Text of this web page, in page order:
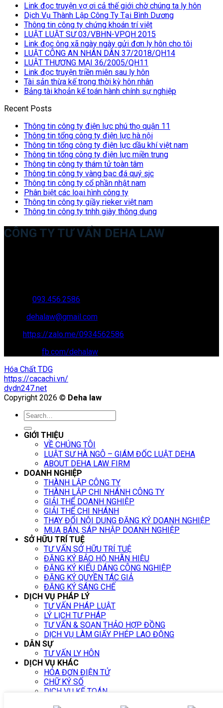
Link đọc truyện vợ ơi cả thế giới chờ chúng ta ly hôn
Dịch Vụ Thành Lập Công Ty Tại Bình Dương
Thông tin công ty chứng khoán trí việt
LUẬT LUẬT SƯ 03/VBHN-VPQH 2015
Link đọc ông xã ngày ngày gửi đơn ly hôn cho tôi
LUẬT CÔNG AN NHÂN DÂN 37/2018/QH14
LUẬT THƯƠNG MẠI 36/2005/QH11
Link đọc truyện triền miên sau ly hôn
Tài sản thừa kế trong thời kỳ hôn nhân
Bảng tài khoản kế toán hành chính sự nghiệp
Recent Posts
Thông tin công ty điện lực phú thọ quận 11
Thông tin tổng công ty điện lực hà nội
Thông tin tổng công ty điện lực dầu khí việt nam
Thông tin tổng công ty điện lực miền trung
Thông tin công ty thám tử toàn tâm
Thông tin công ty vàng bạc đá quý sjc
Thông tin công ty cổ phần nhật nam
Phân biệt các loại hình công ty
Thông tin công ty giầy rieker việt nam
Thông tin công ty tnhh giày thông dụng
CÔNG TY TƯ VẤN DEHA LAW
093.456.2586
dehalaw@gmail.com
https://zalo.me/0934562586
fb.com/dehalaw
Hóa Chất TDG
https://cacachi.vn/
dvdn247.net
Copyright 2026 © Deha law
GIỚI THIỆU
VỀ CHÚNG TÔI
LUẬT SƯ HÀ NGÔ – GIÁM ĐỐC LUẬT DEHA
ABOUT DEHA LAW FIRM
DOANH NGHIỆP
THÀNH LẬP CÔNG TY
THÀNH LẬP CHI NHÁNH CÔNG TY
GIẢI THỂ DOANH NGHIỆP
GIẢI THỂ CHI NHÁNH
THAY ĐỔI NỘI DUNG ĐĂNG KÝ DOANH NGHIỆP
MUA BÁN, SÁP NHẬP DOANH NGHIỆP
SỞ HỮU TRÍ TUỆ
TƯ VẤN SỞ HỮU TRÍ TUỆ
ĐĂNG KÝ BẢO HỘ NHÃN HIỆU
ĐĂNG KÝ KIỂU DÁNG CÔNG NGHIỆP
ĐĂNG KÝ QUYỀN TÁC GIẢ
ĐĂNG KÝ SÁNG CHẾ
DỊCH VỤ PHÁP LÝ
TƯ VẤN PHÁP LUẬT
LÝ LỊCH TƯ PHÁP
TƯ VẤN & SOẠN THẢO HỢP ĐỒNG
DỊCH VỤ LÀM GIẤY PHÉP LAO ĐỘNG
DÂN SỰ
TƯ VẤN LY HÔN
DỊCH VỤ KHÁC
HÓA ĐƠN ĐIỆN TỬ
CHỮ KÝ SỐ
DỊCH VỤ KẾ TOÁN